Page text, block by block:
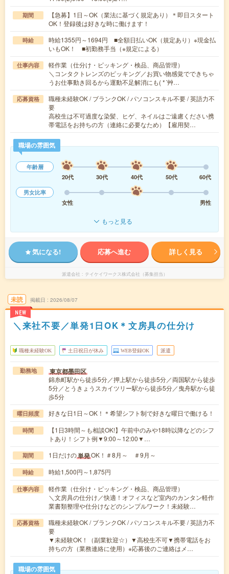
期間
【急募】1日～OK（業法に基づく規定あり）＊即日スタート
OK！登録後は好きな時に働けます！
時給
時給1355円～1694円 ■全額日払いOK（規定あり）※現金払
いもOK！ ■初勤務手当（※規定による）
仕事内容
軽作業（仕分け・ピッキング・検品、商品管理）
＼コンタクトレンズのピッキング／お買い物感覚でできちゃ
うお仕事動き回るから運動不足解消にも( *´艸…
応募資格
職種未経験OK / ブランクOK / パソコンスキル不要 / 英語力不
要
高校生は不可過度な染髪、ヒゲ、ネイルはご遠慮ください携
帯電話をお持ちの方（連絡に必要なため）【雇用契…
職場の雰囲気
年齢層
20代
30代 40代 50代
60代
男女比率
女性
男性
もっと見る
気になる! 応募へ進む 詳しく見る
派遣会社 テイケイワークス株式会社（募集担当）
未読
NEW
掲載日 2026/08/07
＼来社不要／単発1日OK＊文房具の仕分け
職種未経験OK 土日祝日が休み WEB登録OK 派遣
勤務地 東京都墨田区
錦糸町駅から徒歩5分／押上駅から徒歩5分／両国駅から徒歩
5分／とうきょうスカイツリー駅から徒歩5分／曳舟駅から徒
歩5分
曜日頻度 好きな日1日～OK！＊希望シフト制で好きな曜日で働ける！
時間
【1日3時間～も相談OK!】午前中のみや18時以降などのシフ
トあり！シフト例▼9:00～12:00▼…
期間 1日だけの単発OK！＃8月～ ＃9月～
時給 時給1,500円～1,875円
仕事内容
軽作業（仕分け・ピッキング・検品、商品管理）
＼文房具の仕分け／快適！オフィスなど室内のカンタン軽作
業書類整理や仕分けなどのシンプルワーク！未経験…
応募資格
職種未経験OK / ブランクOK / パソコンスキル不要 / 英語力不
要
▼未経験OK！（副業歓迎☆）▼高校生不可▼携帯電話をお
持ちの方（業務連絡に使用）※応募後のご連絡はメ…
職場の雰囲気